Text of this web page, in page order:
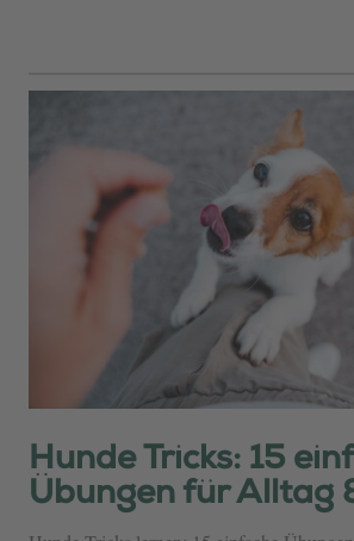
Hunde Tricks: 15
Übungen für Alltag